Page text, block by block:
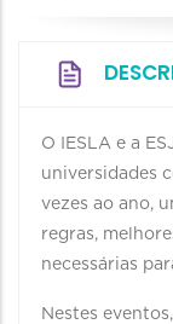
O IESLA e a
universidades
vezes ao ano,
regras,
necessárias
Nestes